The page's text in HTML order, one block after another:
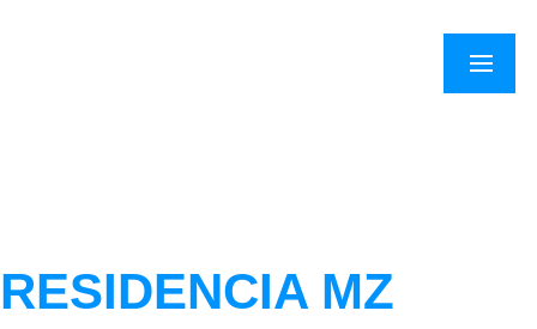
×
Menu
RESIDENCIA MZ